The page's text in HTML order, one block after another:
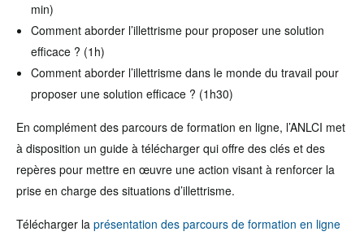
min)
Comment aborder l’illettrisme pour proposer une solution
efficace ? (1h)
Comment aborder l’illettrisme dans le monde du travail pour
proposer une solution efficace ? (1h30)
En complément des parcours de formation en ligne, l’ANLCI met
à disposition un guide à télécharger qui offre des clés et des
repères pour mettre en œuvre une action visant à renforcer la
prise en charge des situations d’illettrisme.
Télécharger la présentation des parcours de formation en ligne